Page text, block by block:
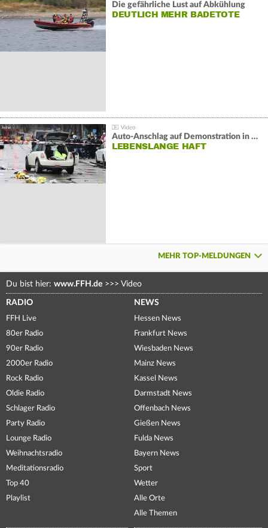
Die gefährliche Lust auf Abkühlung
DEUTLICH MEHR BADETOTE
Auto-Anschlag auf Demonstration in München:
LEBENSLANGE HAFT
MEHR TOP-MELDUNGEN
Du bist hier: www.FFH.de >>> Video
RADIO
FFH Live
80er Radio
90er Radio
2000er Radio
Rock Radio
Oldie Radio
Schlager Radio
Party Radio
Lounge Radio
Weihnachtsradio
Meditationsradio
Top 40
Playlist
NEWS
Hessen News
Frankfurt News
Wiesbaden News
Mainz News
Kassel News
Darmstadt News
Offenbach News
Gießen News
Fulda News
Bayern News
Sport
Wetter
Alle Orte
Alle Themen